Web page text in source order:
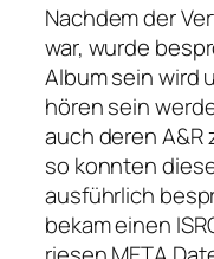
Nachdem der
war, wurde
Album sein wird
hören sein
auch deren
so konnten
ausführlich
bekam einen